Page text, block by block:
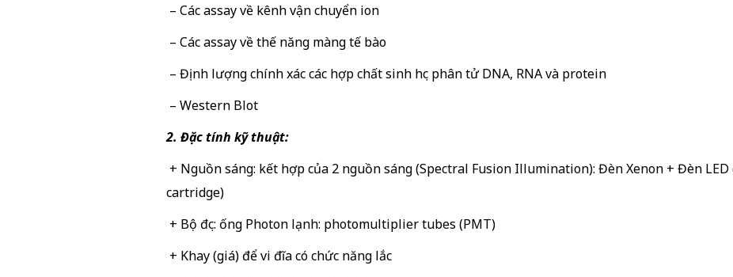
– Các assay về kênh vận chuyển ion
– Các assay về thế năng màng tế bào
– Định lượng chính xác các hợp chất sinh học phân tử DNA, RNA và protein
– Western Blot
2. Đặc tính kỹ thuật:
+ Nguồn sáng: kết hợp của 2 nguồn sáng (Spectral Fusion Illumination): Đèn Xenon + Đèn
cartridge)
+ Bộ đọc: ống Photon lạnh: photomultiplier tubes (PMT)
+ Khay (giá) để vi đĩa có chức năng lắc